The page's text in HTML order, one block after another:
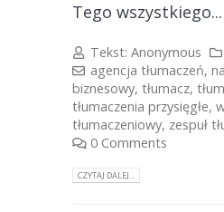
Tego wszystkiego...
Tekst:Anonymous
agencja tłumaczeń,
biznesowy, tłumacz,
tłumaczenia przysięgłe,
tłumaczeniowy, zespuł
0 Comments
CZYTAJ DALEJ...